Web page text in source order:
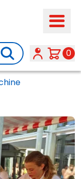
Search 0